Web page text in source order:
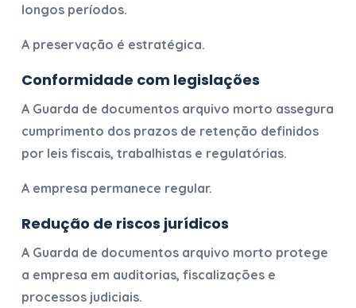
longos períodos.
A preservação é estratégica.
Conformidade com legislações
A Guarda de documentos arquivo morto assegura
cumprimento dos prazos de retenção definidos
por leis fiscais, trabalhistas e regulatórias.
A empresa permanece regular.
Redução de riscos jurídicos
A Guarda de documentos arquivo morto protege
a empresa em auditorias, fiscalizações e
processos judiciais.